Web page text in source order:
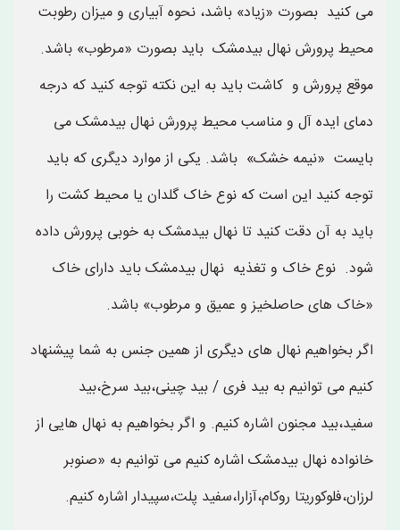
می کنید بصورت «زیاد» باشد، نحوه آبیاری و میزان رطوبت
محیط پرورش نهال بیدمشک باید بصورت «مرطوب» باشد.
موقع پرورش و کاشت باید به این نکته توجه کنید که درجه
دمای ایده آل و مناسب محیط پرورش نهال بیدمشک می
بایست «نیمه خشک» باشد. یکی از موارد دیگری که باید
توجه کنید این است که نوع خاک گلدان یا محیط کشت را
باید به آن دقت کنید تا نهال بیدمشک به خوبی پرورش داده
شود. نوع خاک و تغذیه نهال بیدمشک باید دارای خاک
«خاک های حاصلخیز و عمیق و مرطوب» باشد.
اگر بخواهیم نهال های دیگری از همین جنس به شما پیشنهاد
کنیم می توانیم به بید فری / بید چینی،بید سرخ،بید
سفید،بید مجنون اشاره کنیم. و اگر بخواهیم به نهال هایی از
خانواده نهال بیدمشک اشاره کنیم می توانیم به «صنوبر
لرزان،فلوکوریتا روکام،آزارا،سفید پلت،سپیدار اشاره کنیم.